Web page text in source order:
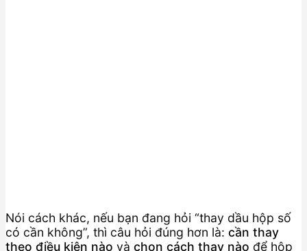
Nói cách khác, nếu bạn đang hỏi “thay dầu hộp số
có cần không”, thì câu hỏi đúng hơn là: cần thay
theo điều kiện nào và chọn cách thay nào để hộp